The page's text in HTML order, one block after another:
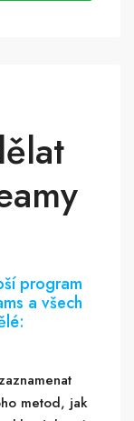
program
a všech
metod, jak